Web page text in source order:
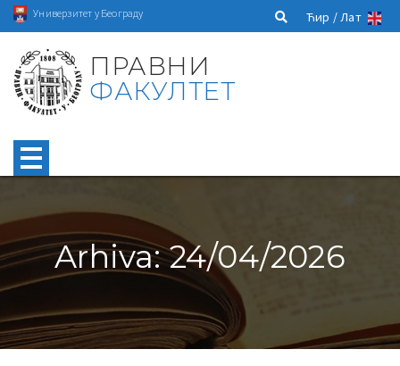
Универзитет у Београду Ћир /Лат
ПРАВНИ
ФАКУЛТЕТ
Arhiva: 24/04/2026